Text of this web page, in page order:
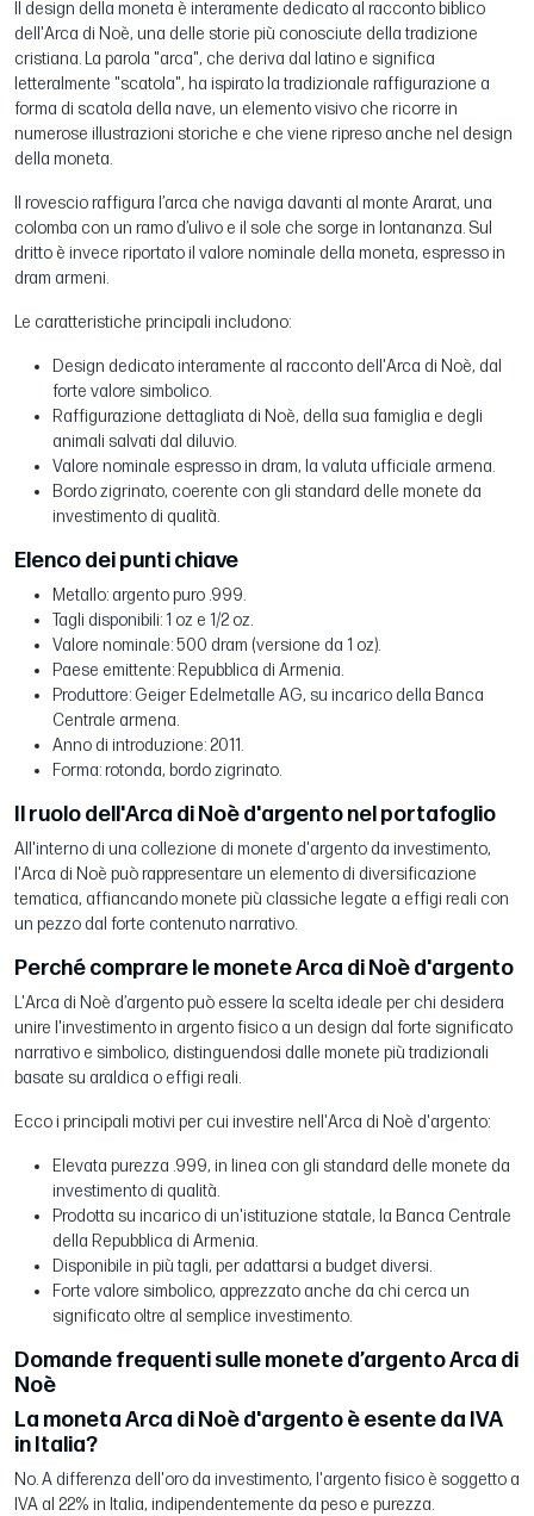
Il design della moneta è interamente dedicato al racconto biblico
dell'Arca di Noè, una delle storie più conosciute della tradizione
cristiana. La parola "arca", che deriva dal latino e significa
letteralmente "scatola", ha ispirato la tradizionale raffigurazione a
forma di scatola della nave, un elemento visivo che ricorre in
numerose illustrazioni storiche e che viene ripreso anche nel design
della moneta.
Il rovescio raffigura l’arca che naviga davanti al monte Ararat, una
colomba con un ramo d’ulivo e il sole che sorge in lontananza. Sul
dritto è invece riportato il valore nominale della moneta, espresso in
dram armeni.
Le caratteristiche principali includono:
Design dedicato interamente al racconto dell'Arca di Noè, dal
forte valore simbolico.
Raffigurazione dettagliata di Noè, della sua famiglia e degli
animali salvati dal diluvio.
Valore nominale espresso in dram, la valuta ufficiale armena.
Bordo zigrinato, coerente con gli standard delle monete da
investimento di qualità.
Elenco dei punti chiave
Metallo: argento puro .999.
Tagli disponibili: 1 oz e 1/2 oz.
Valore nominale: 500 dram (versione da 1 oz).
Paese emittente: Repubblica di Armenia.
Produttore: Geiger Edelmetalle AG, su incarico della Banca
Centrale armena.
Anno di introduzione: 2011.
Forma: rotonda, bordo zigrinato.
Il ruolo dell'Arca di Noè d'argento nel portafoglio
All'interno di una collezione di monete d'argento da investimento,
l'Arca di Noè può rappresentare un elemento di diversificazione
tematica, affiancando monete più classiche legate a effigi reali con
un pezzo dal forte contenuto narrativo.
Perché comprare le monete Arca di Noè d'argento
L'Arca di Noè d’argento può essere la scelta ideale per chi desidera
unire l'investimento in argento fisico a un design dal forte significato
narrativo e simbolico, distinguendosi dalle monete più tradizionali
basate su araldica o effigi reali.
Ecco i principali motivi per cui investire nell'Arca di Noè d'argento:
Elevata purezza .999, in linea con gli standard delle monete da
investimento di qualità.
Prodotta su incarico di un'istituzione statale, la Banca Centrale
della Repubblica di Armenia.
Disponibile in più tagli, per adattarsi a budget diversi.
Forte valore simbolico, apprezzato anche da chi cerca un
significato oltre al semplice investimento.
Domande frequenti sulle monete d’argento Arca di
Noè
La moneta Arca di Noè d'argento è esente da IVA
in Italia?
No. A differenza dell'oro da investimento, l'argento fisico è soggetto a
IVA al 22% in Italia, indipendentemente da peso e purezza.